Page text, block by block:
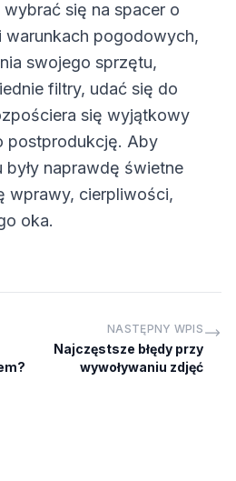
się na spacer o
warunkach pogodowych,
swojego sprzętu,
filtry, udać się do
się wyjątkowy
postprodukcję. Aby
naprawdę świetne
wprawy, cierpliwości,
oka.
NASTĘPNY WPIS
Najczęstsze błędy przy
wywoływaniu zdjęć